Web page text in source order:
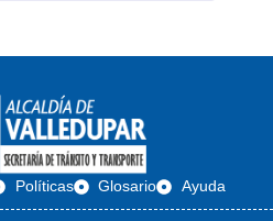
Políticas Glosario Ayuda